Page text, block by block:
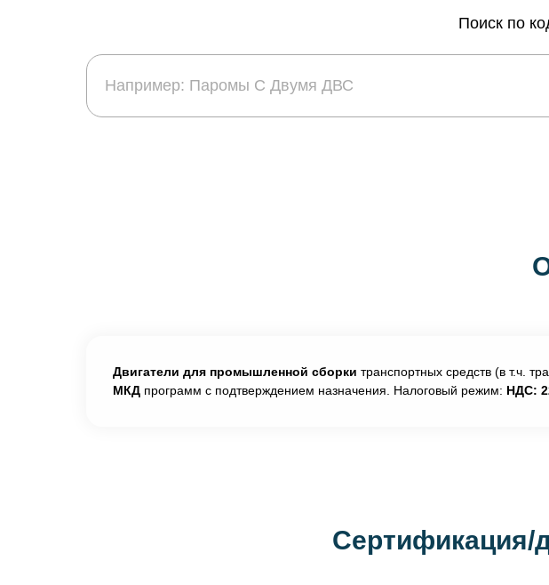
Поиск по
Двигатели для промышленной сборки транспортных средств (в т.ч.
МКД программ с подтверждением назначения. Налоговый режим: НДС:
Сертификация/